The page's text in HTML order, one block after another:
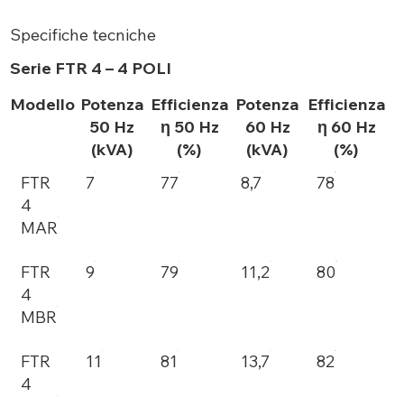
Specifiche tecniche
Serie FTR 4 – 4 POLI
Modello Potenza
50 Hz
(kVA)
Efficienza
η 50 Hz
(%)
Potenza
60 Hz
(kVA)
Efficienza
η 60 Hz
(%)
FTR
4
MAR
7 77 8,7 78
FTR
4
MBR
9 79 11,2 80
FTR
4
11 81 13,7 82